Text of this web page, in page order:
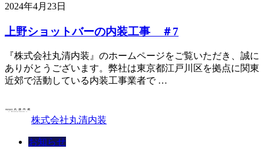
2024年4月23日
上野ショットバーの内装工事 ＃7
『株式会社丸清内装』のホームページをご覧いただき、誠に
ありがとうございます。弊社は東京都江戸川区を拠点に関東
近郊で活動している内装工事業者で …
株式会社丸清内装
お知らせ